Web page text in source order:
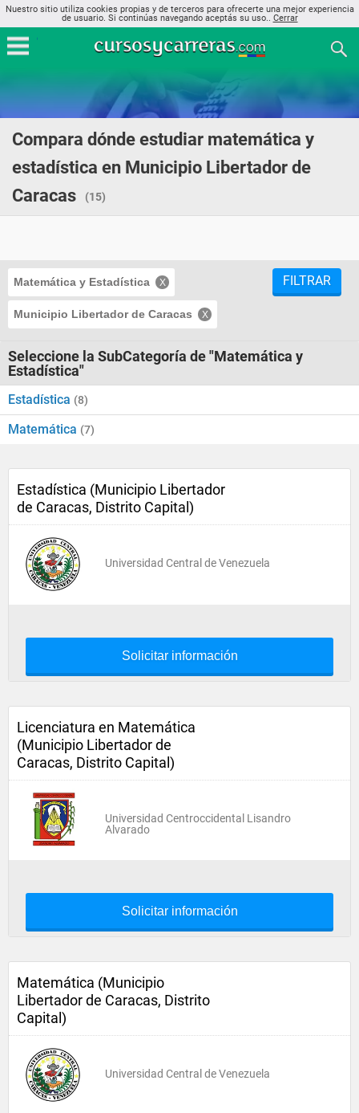
Nuestro sitio utiliza cookies propias y de terceros para ofrecerte una mejor experiencia
de usuario. Si continúas navegando aceptás su uso.. Cerrar
Compara dónde estudiar matemática y
estadística en Municipio Libertador de
Caracas
(15)
Matemática y Estadística
Municipio Libertador de Caracas
FILTRAR
Seleccione la SubCategoría de "Matemática y
Estadística"
Estadística (8)
Matemática (7)
Estadística (Municipio Libertador
de Caracas, Distrito Capital)
Universidad Central de Venezuela
Solicitar información
Licenciatura en Matemática
(Municipio Libertador de
Caracas, Distrito Capital)
Universidad Centroccidental Lisandro
Alvarado
Solicitar información
Matemática (Municipio
Libertador de Caracas, Distrito
Capital)
Universidad Central de Venezuela